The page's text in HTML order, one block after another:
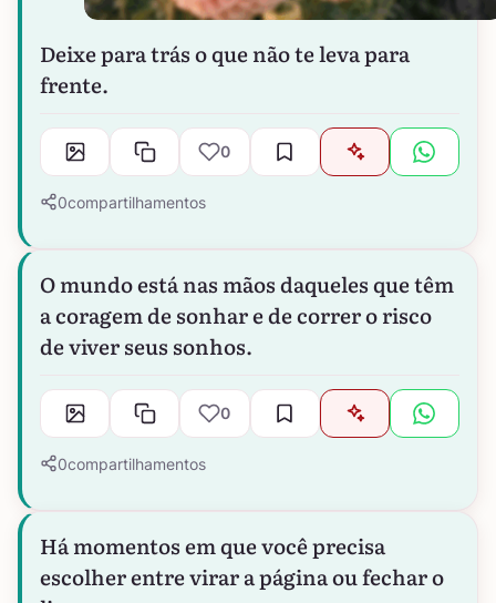
Deixe para trás o que não te leva para
frente.
0
0compartilhamentos
O mundo está nas mãos daqueles que têm
a coragem de sonhar e de correr o risco
de viver seus sonhos.
0
0compartilhamentos
Há momentos em que você precisa
escolher entre virar a página ou fechar o